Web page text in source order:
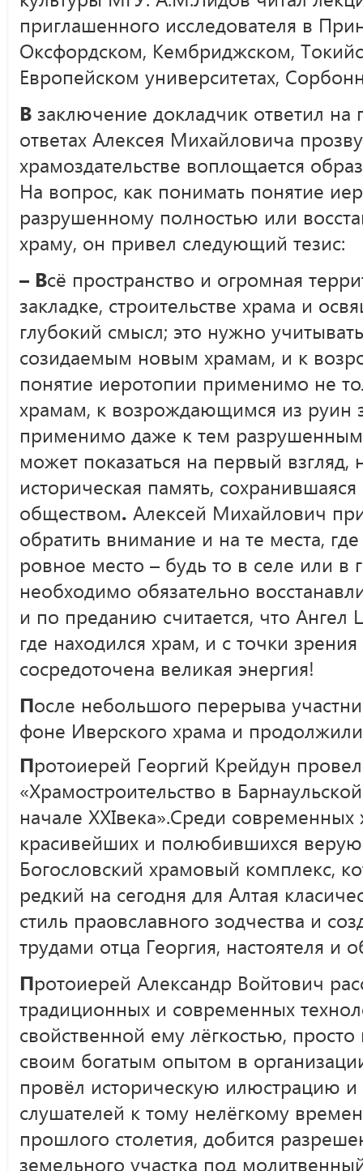
приглашенного исследователя в
Оксфордском, Кембриджском,
Европейском университетах,
В заключение докладчик ответил
ответах Алексея Михайловича
храмоздательстве воплощается
На вопрос, как понимать понятие
разрушенному полностью или
храму, он привел следующий тезис:
– Всё пространство и огромная
закладке, строительстве храма и
глубокий смысл; это нужно
созидаемым новым храмам, и к
понятие иеротопии применимо не
храмам, к возрождающимся из руин
применимо даже к тем разрушенным
может показаться на первый взгляд,
историческая память,
обществом. Алексей Михайлович
обратить внимание и на те места,
ровное место – будь то в селе или в
необходимо обязательно
и по преданию считается, что Ангел
где находился храм, и с точки
сосредоточена великая энергия!
После небольшого перерыва
фоне Иверского храма и
Протоиерей Георгий Крейдун
«Храмостроительство в
начале XXIвека».Среди
красивейших и полюбившихся
Богословский храмовый комплекс,
редкий на сегодня для Алтая
стиль праовславного зодчества и
трудами отца Георгия, настоятеля
Протоиерей Александр Войтович
традиционных и современных
свойственной ему лёгкостью,
своим богатым опытом в
провёл историческую илюстрацию
слушателей к тому нелёгкому
прошлого столетия, добится
земельного участка под